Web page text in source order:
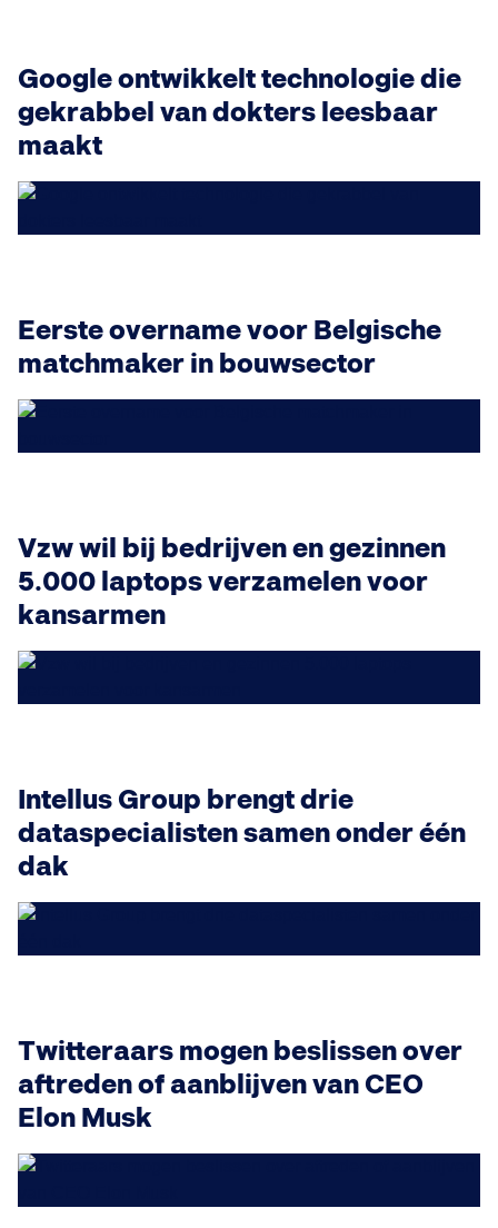
Google ontwikkelt technologie die
gekrabbel van dokters leesbaar
maakt
Eerste overname voor Belgische
matchmaker in bouwsector
Vzw wil bij bedrijven en gezinnen
5.000 laptops verzamelen voor
kansarmen
Intellus Group brengt drie
dataspecialisten samen onder één
dak
Twitteraars mogen beslissen over
aftreden of aanblijven van CEO
Elon Musk